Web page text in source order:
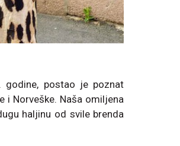
godine, postao je poznat
i Norveške. Naša omiljena
haljinu od svile brenda